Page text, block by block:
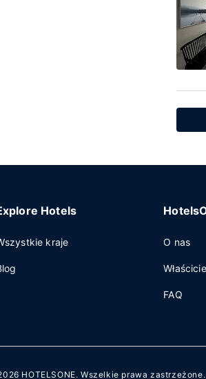
Hotels
kraje O nas
FAQ
HOTELSONE. Wszelkie prawa zastrzeżone.